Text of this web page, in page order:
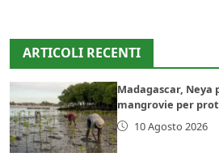
ARTICOLI RECENTI
Madagascar, Neya
mangrovie per
10 Agosto 2026